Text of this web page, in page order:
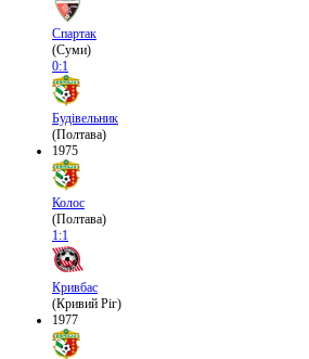
Спартак
(Суми)
0:1
Будівельник
(Полтава)
1975
Колос
(Полтава)
1:1
Кривбас
(Кривий Ріг)
1977